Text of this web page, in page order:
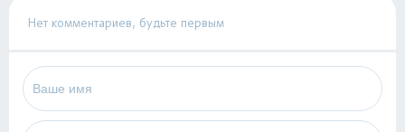
Нет комментариев, будьте первым